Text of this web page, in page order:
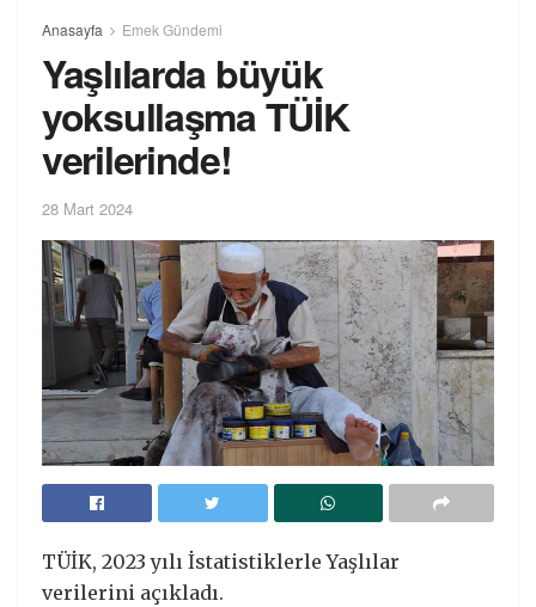
Anasayfa Emek Gündemi
Yaşlılarda büyük
yoksullaşma TÜİK
verilerinde!
28 Mart 2024
TÜİK, 2023 yılı İstatistiklerle Yaşlılar
verilerini açıkladı.